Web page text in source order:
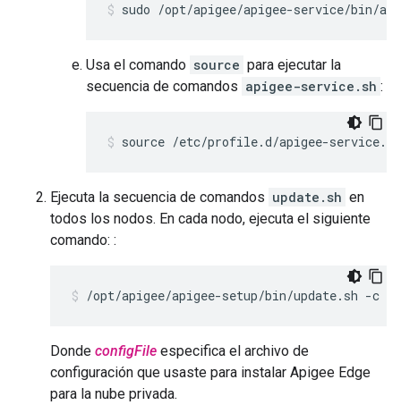
sudo /opt/apigee/apigee-service/bin/
Usa el comando source para ejecutar la
secuencia de comandos apigee-service.sh :
source /etc/profile.d/apigee-service.sh
Ejecuta la secuencia de comandos update.sh en
todos los nodos. En cada nodo, ejecuta el siguiente
comando: :
/opt/apigee/apigee-setup/bin/update.sh -c
Donde configFile especifica el archivo de
configuración que usaste para instalar Apigee Edge
para la nube privada.